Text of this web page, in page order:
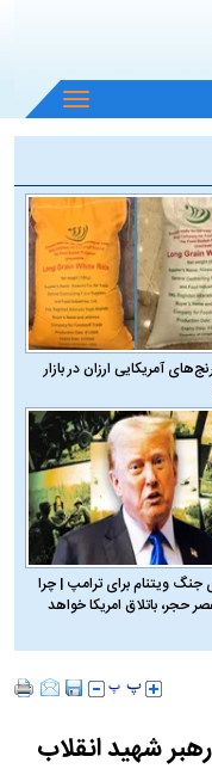
باز
و
منو
آمریکایی ارزان در بازار
ویتنام برای ترامپ | چرا
حجر، باتلاق امریکا خواهد
شهید انقلاب